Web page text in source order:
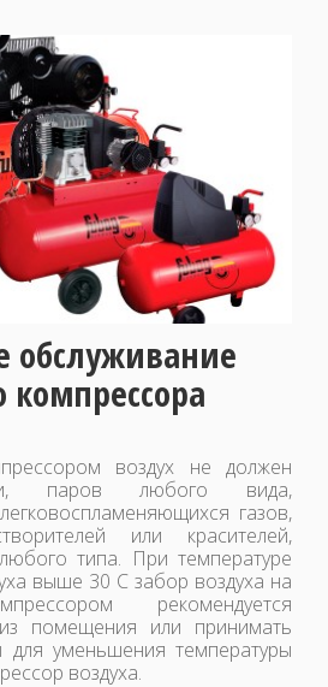
обслуживание
воздух не должен
паров любого вида,
газов,
или красителей,
типа. При температуре
выше 30 С забор воздуха на
рекомендуется
помещения или принимать
уменьшения температуры
воздуха.